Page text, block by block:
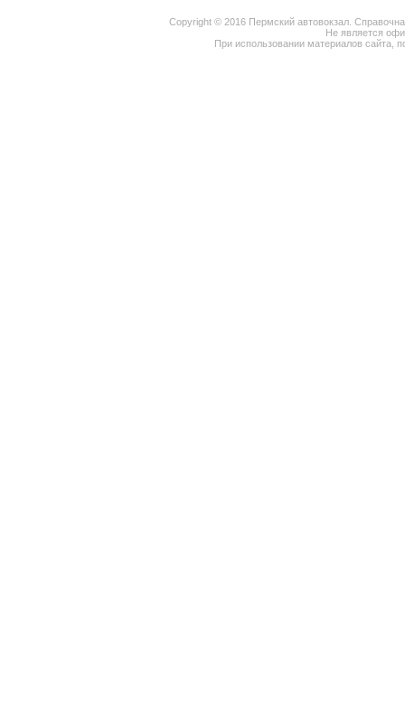
Copyright © 2016 Пермский автовокзал.
Не является
При использовании материалов сайта,